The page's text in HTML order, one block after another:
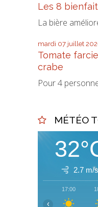
Les 8
La bière
mardi 07 juillet
Tomate
crabe
Pour 4
MÉTÉO
2.7 m/s
17:00
‹